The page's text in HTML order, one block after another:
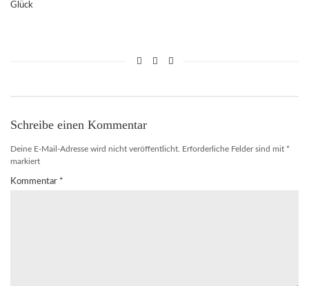
Glück
Schreibe einen Kommentar
Deine E-Mail-Adresse wird nicht veröffentlicht. Erforderliche Felder sind mit *
markiert
Kommentar *